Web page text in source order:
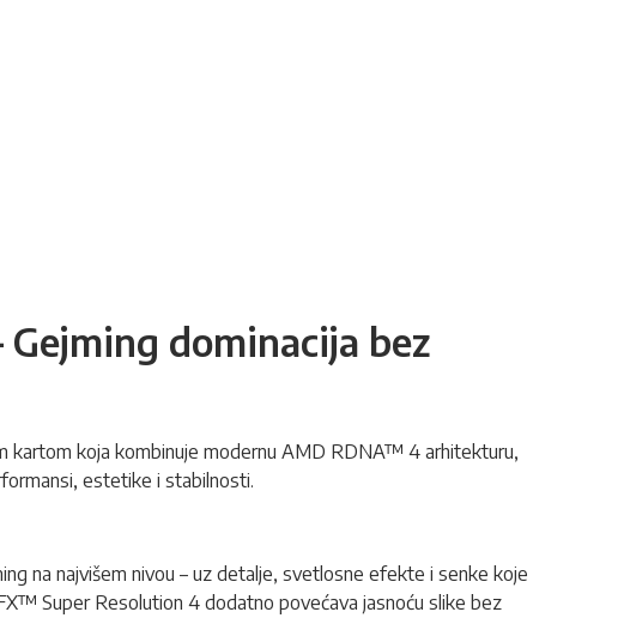
dominacija bez
kartom koja kombinuje modernu AMD RDNA™ 4 arhitekturu,
estetike i stabilnosti.
na najvišem nivou – uz detalje, svetlosne efekte i senke koje
Super Resolution 4 dodatno povećava jasnoću slike bez